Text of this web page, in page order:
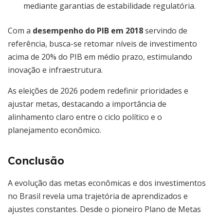
mediante garantias de estabilidade regulatória.
Com a desempenho do PIB em 2018servindo de
referência, busca-se retomar níveis de investimento
acima de 20% do PIB em médio prazo, estimulando
inovação e infraestrutura.
As eleições de 2026 podem redefinir prioridades e
ajustar metas, destacando a importância de
alinhamento claro entre o ciclo político e o
planejamento econômico.
Conclusão
A evolução das metas econômicas e dos investimentos
no Brasil revela uma trajetória de aprendizados e
ajustes constantes. Desde o pioneiro Plano de Metas